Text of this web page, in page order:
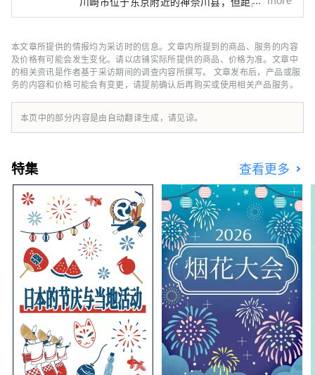
场仅 15 分钟路程，距离东京主要车站仅几分钟
达 154 万的热门通勤城镇。虽然距离东京、横
滨很近，但这里却是一座只有内行人才知道的大
都市，这里有汇集日本各大名店的购物中心，也
有当地人聚集的繁华闹区，可以体验到真正的日
本都市生活。 这座城市以夜间工厂景观而闻
名，该景观诞生于支撑日本经济快速增长的工业
地，该寺在新年期间吸引了日本最多的朝圣者，
还有日本民居博物馆，馆内有 25 栋被指定为文
化遗产的古民居。专门纪念人气动漫《哆啦 A
梦》的博物馆也很受欢迎。 我们会介绍一些受
欢迎的旅游景点和活动。 ◇ 川崎市的工厂夜景
支撑日本经济高度增长时期的工业区。工厂每天
24小时运转，晚上工作灯亮起，让这里变成一
个镶满宝石的奇幻世界。您可以乘坐巴士游览或
游船游览来体验这种“工厂夜景”。 ◇生田绿
地 虽然它位于距离东京仅几分钟路程的城市，
但却拥有壮观的自然风光，包括成排的水杉树。
在日本民居博物馆，您可以体验25座被指定为
文化财产的古民居，可以体验当地传统的蓝染工
艺，还有一座专门纪念人气前卫艺术家冈本太郎
的博物馆。春天还可以欣赏樱花。 ◇川崎市藤
本文章所提供的情报均为采访时的信息。文章内所提到的商品、服务的内容
及价格有可能会发生变化。请以店铺实际所提供的商品、价格为准。文章中
的相关资讯是作者基于采访期间的调查内容所撰写。 文章发布后，产品或服
务的内容和价格可能会有变更，请提前确认后再购买或使用相关产品服务。
本页中的部分内容是由自动翻译生成，请见谅。
特集 查看更多